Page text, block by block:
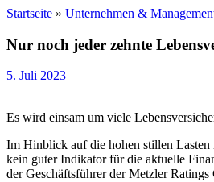
Startseite » Unternehmen &
Nur noch jeder zehnte
5. Juli 2023
Es wird einsam um viele
Im Hinblick auf die hohen stillen Lasten
kein guter Indikator für die aktuelle
der Geschäftsführer der Metzler Ratings